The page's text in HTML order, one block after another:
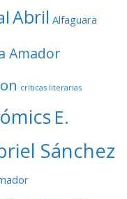
Abril Alfaguara
Amador
críticas literarias
E.
Sánchez